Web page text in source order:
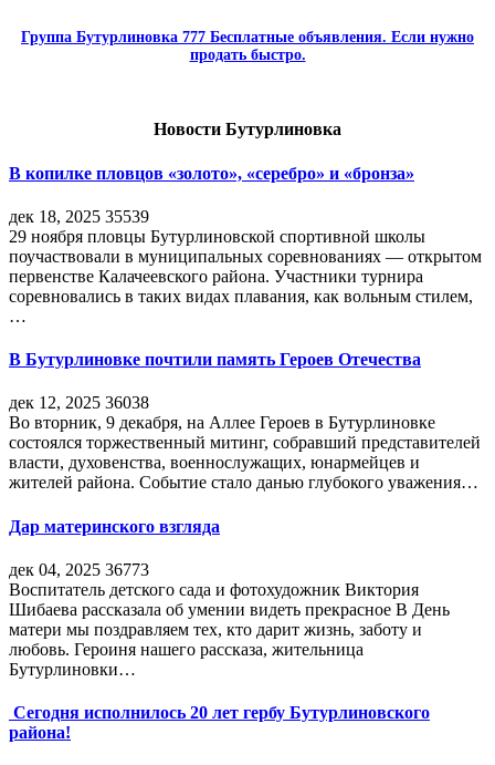
Группа Бутурлиновка 777 Бесплатные объявления. Если нужно
продать быстро.
Новости Бутурлиновка
В копилке пловцов «золото», «серебро» и «бронза»
дек 18, 2025 35539
29 ноября пловцы Бутурлиновской спортивной школы
поучаствовали в муниципальных соревнованиях — открытом
первенстве Калачеевского района. Участники турнира
соревновались в таких видах плавания, как вольным стилем,
…
В Бутурлиновке почтили память Героев Отечества
дек 12, 2025 36038
Во вторник, 9 декабря, на Аллее Героев в Бутурлиновке
состоялся торжественный митинг, собравший представителей
власти, духовенства, военнослужащих, юнармейцев и
жителей района. Событие стало данью глубокого уважения…
Дар материнского взгляда
дек 04, 2025 36773
Воспитатель детского сада и фотохудожник Виктория
Шибаева рассказала об умении видеть прекрасное В День
матери мы поздравляем тех, кто дарит жизнь, заботу и
любовь. Героиня нашего рассказа, жительница
Бутурлиновки…
Сегодня исполнилось 20 лет гербу Бутурлиновского
района!